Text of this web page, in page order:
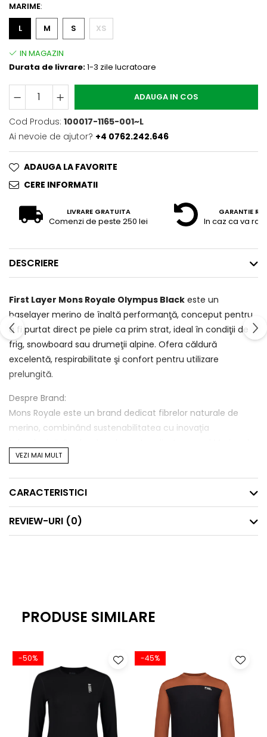
MARIME:
L
M S XS
Durata de livrare:1-3 zile lucratoare
ADAUGA IN COS
Cod Produs: 100017-1165-001~L
Ai nevoie de ajutor? +4 0762.242.646
ADAUGA LA FAVORITE
CERE INFORMATII
LIVRARE GRATUITA
Comenzi de peste 250 lei
GARANTIE
In caz ca va
DESCRIERE
First Layer Mons Royale Olympus Black este un
baselayer merino de înaltă performanţă, conceput pentru
a fi purtat direct pe piele ca prim strat, ideal în condiţii de
frig, snowboard sau drumeţii alpine. Ofera căldură
excelentă, respirabilitate şi confort pentru utilizare
prelungită.
Despre Brand:
Mons Royale este un brand dedicat fibrelor naturale de
merino, combinând sustenabilitatea cu inovaţia
calitate superioară, durabile, odor-free, şi cu un mix de
păstrând în acelaşi timp respectul pentru mediu.
Specificatii tehnice:
Cusături plate (flatlocked) pentru reducerea frecării
Panouri de mesh în zone strategice pentru ventilare
Elemente functionale:
Potrivit pentru purtarea ca prim strat direct pe piele
Elasticitate ce permite mişcare şi flexibilitate în
activităţile fizice
VEZI MAI MULT
CARACTERISTICI
REVIEW-URI (0)
PRODUSE SIMILARE
-50% -45%